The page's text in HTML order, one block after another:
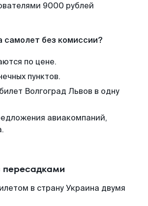
9000 рублей
самолет без комиссии?
по цене.
пунктов.
Волгоград Львов в одну
авиакомпаний,
пересадками
в страну Украина двумя